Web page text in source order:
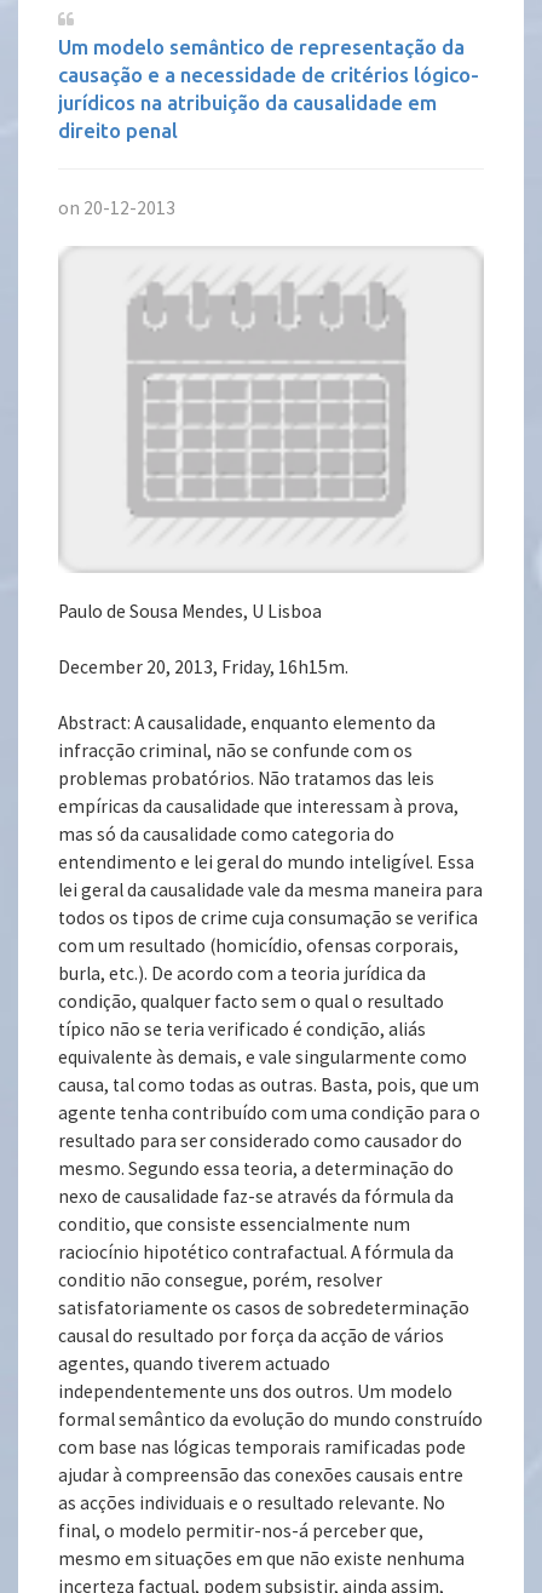
Um modelo semântico de representação da
causação e a necessidade de critérios lógico-
jurídicos na atribuição da causalidade em
direito penal
on 20-12-2013
Paulo de Sousa Mendes, U Lisboa
December 20, 2013, Friday, 16h15m.
Abstract: A causalidade, enquanto elemento da
infracção criminal, não se confunde com os
problemas probatórios. Não tratamos das leis
empíricas da causalidade que interessam à prova,
mas só da causalidade como categoria do
entendimento e lei geral do mundo inteligível. Essa
lei geral da causalidade vale da mesma maneira para
todos os tipos de crime cuja consumação se verifica
com um resultado (homicídio, ofensas corporais,
burla, etc.). De acordo com a teoria jurídica da
condição, qualquer facto sem o qual o resultado
típico não se teria verificado é condição, aliás
equivalente às demais, e vale singularmente como
causa, tal como todas as outras. Basta, pois, que um
agente tenha contribuído com uma condição para o
resultado para ser considerado como causador do
mesmo. Segundo essa teoria, a determinação do
nexo de causalidade faz-se através da fórmula da
conditio, que consiste essencialmente num
raciocínio hipotético contrafactual. A fórmula da
conditio não consegue, porém, resolver
satisfatoriamente os casos de sobredeterminação
causal do resultado por força da acção de vários
agentes, quando tiverem actuado
independentemente uns dos outros. Um modelo
formal semântico da evolução do mundo construído
com base nas lógicas temporais ramificadas pode
ajudar à compreensão das conexões causais entre
as acções individuais e o resultado relevante. No
final, o modelo permitir-nos-á perceber que,
mesmo em situações em que não existe nenhuma
incerteza factual, podem subsistir, ainda assim,